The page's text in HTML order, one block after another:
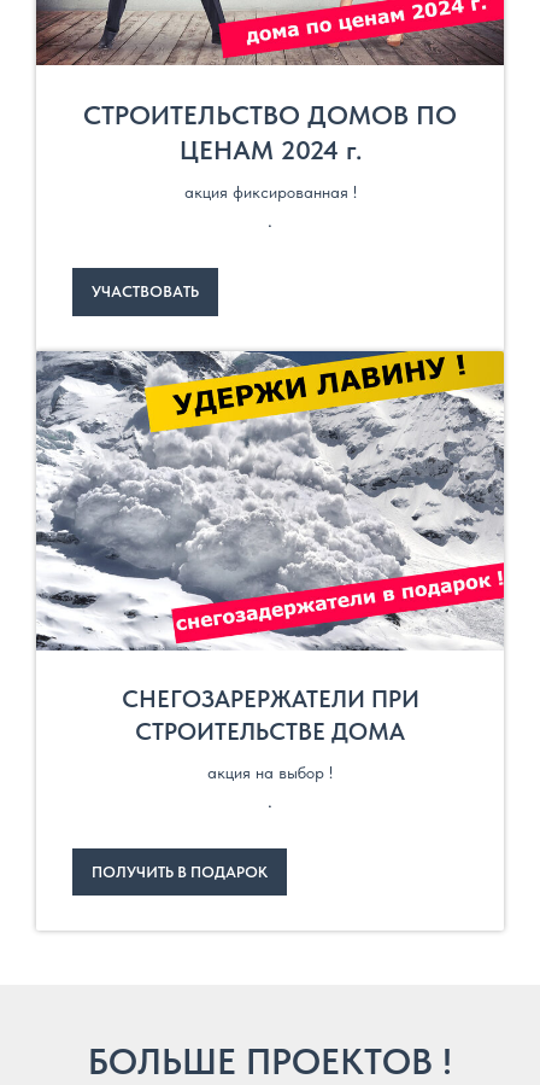
СТРОИТЕЛЬСТВО ДОМОВ ПО
ЦЕНАМ 2024 г.
акция фиксированная !
.
УЧАСТВОВАТЬ
СНЕГОЗАРЕРЖАТЕЛИ ПРИ
СТРОИТЕЛЬСТВЕ ДОМА
акция на выбор !
.
ПОЛУЧИТЬ В ПОДАРОК
БОЛЬШЕ ПРОЕКТОВ !